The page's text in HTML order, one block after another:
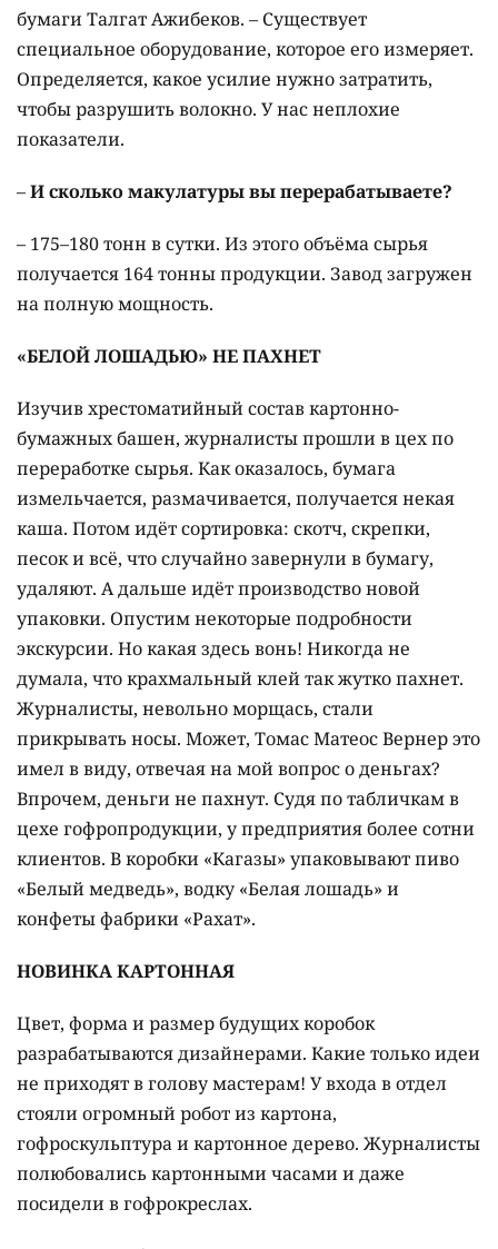
бумаги Талгат Ажибеков. – Существует
специальное оборудование, которое его измеряет.
Определяется, какое усилие нужно затратить,
чтобы разрушить волокно. У нас неплохие
показатели.
–И сколько макулатуры вы перерабатываете?
– 175–180 тонн в сутки. Из этого объёма сырья
получается 164 тонны продукции. Завод загружен
на полную мощность.
«БЕЛОЙ ЛОШАДЬЮ» НЕ ПАХНЕТ
Изучив хрестоматийный состав картонно-
бумажных башен, журналисты прошли в цех по
переработке сырья. Как оказалось, бумага
измельчается, размачивается, получается некая
каша. Потом идёт сортировка: скотч, скрепки,
песок и всё, что случайно завернули в бумагу,
удаляют. А дальше идёт производство новой
упаковки. Опустим некоторые подробности
экскурсии. Но какая здесь вонь! Никогда не
думала, что крахмальный клей так жутко пахнет.
Журналисты, невольно морщась, стали
прикрывать носы. Может, Томас Матеос Вернер это
имел в виду, отвечая на мой вопрос о деньгах?
Впрочем, деньги не пахнут. Судя по табличкам в
цехе гофропродукции, у предприятия более сотни
клиентов. В коробки «Кагазы» упаковывают пиво
«Белый медведь», водку «Белая лошадь» и
конфеты фабрики «Рахат».
НОВИНКА КАРТОННАЯ
Цвет, форма и размер будущих коробок
разрабатываются дизайнерами. Какие только идеи
не приходят в голову мастерам! У входа в отдел
стояли огромный робот из картона,
гофроскульптура и картонное дерево. Журналисты
полюбовались картонными часами и даже
посидели в гофрокреслах.